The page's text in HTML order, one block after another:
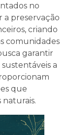
no
a preservação
criando
comunidades
garantir
a
que